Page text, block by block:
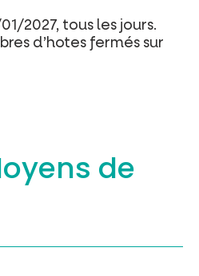
2027, tous les jours.
d’hotes fermés sur
de